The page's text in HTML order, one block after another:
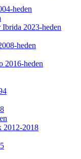
heden
2023-heden
heden
2016-heden
2012-2018